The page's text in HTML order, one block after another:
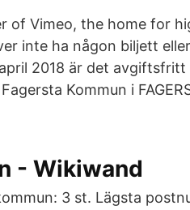
of Vimeo, the home for
inte ha någon biljett
2018 är det avgiftsfritt
Kommun i
- Wikiwand
3 st. Lägsta